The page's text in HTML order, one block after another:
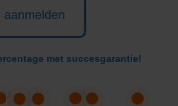
aanmelden
met succesgarantie!